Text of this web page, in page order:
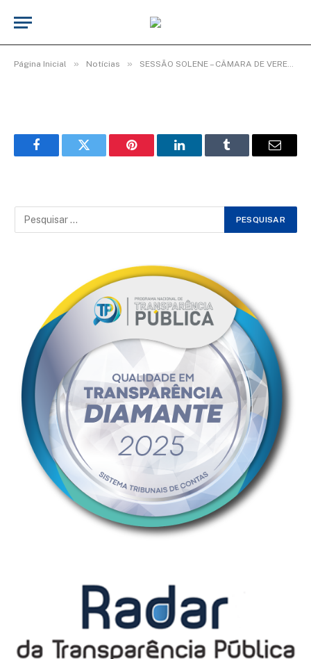
Página Inicial » Notícias » SESSÃO SOLENE – CÂMARA DE VEREADORES ENCERRA ANO LEGISLATIVO COM HOMENAGENS.
(3)
FacebookTwitter Pinterest LinkedInTumblr Email